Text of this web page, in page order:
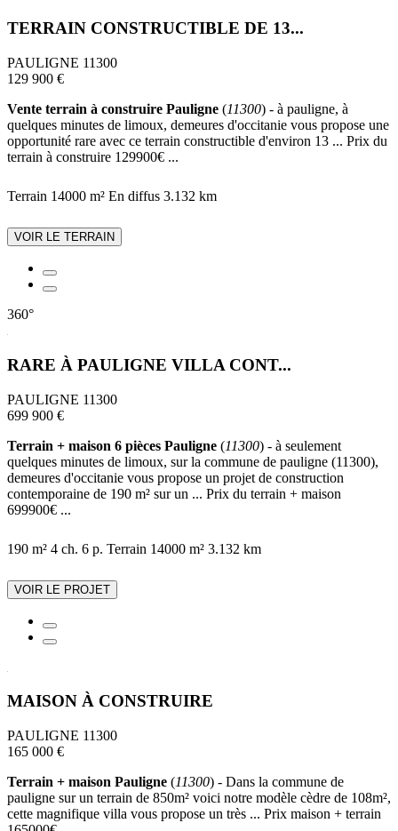
TERRAIN CONSTRUCTIBLE DE 13...
PAULIGNE 11300
129 900 €
Vente terrain à construire Pauligne (11300) - à pauligne, à
quelques minutes de limoux, demeures d'occitanie vous propose une
opportunité rare avec ce terrain constructible d'environ 13 ... Prix du
terrain à construire 129900€ ...
Terrain 14000 m² En diffus 3.132 km
VOIR LE TERRAIN
360°
RARE À PAULIGNE VILLA CONT...
PAULIGNE 11300
699 900 €
Terrain + maison 6 pièces Pauligne (11300) - à seulement
quelques minutes de limoux, sur la commune de pauligne (11300),
demeures d'occitanie vous propose un projet de construction
contemporaine de 190 m² sur un ... Prix du terrain + maison
699900€ ...
190 m² 4 ch. 6 p. Terrain 14000 m² 3.132 km
VOIR LE PROJET
MAISON À CONSTRUIRE
PAULIGNE 11300
165 000 €
Terrain + maison Pauligne (11300) - Dans la commune de
pauligne sur un terrain de 850m² voici notre modèle cèdre de 108m²,
cette magnifique villa vous propose un très ... Prix maison + terrain